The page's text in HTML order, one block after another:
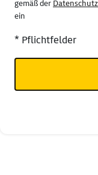
gemäß der
ein
* Pflichtfelder